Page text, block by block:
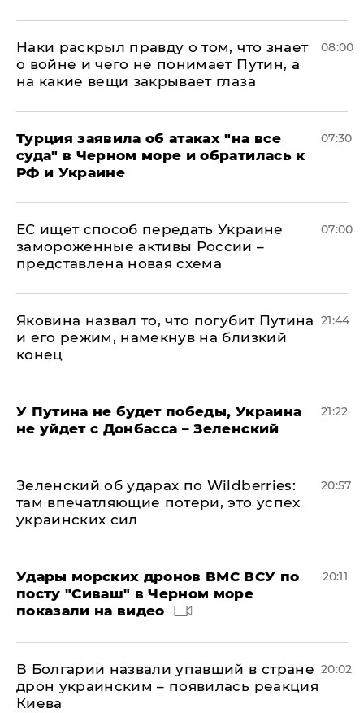
Наки раскрыл правду о том, что знает
о войне и чего не понимает Путин, а
на какие вещи закрывает глаза
08:00
Турция заявила об атаках "на все
суда" в Черном море и обратилась к
РФ и Украине
07:30
ЕС ищет способ передать Украине
замороженные активы России –
представлена новая схема
07:00
Яковина назвал то, что погубит Путина
и его режим, намекнув на близкий
конец
21:44
У Путина не будет победы, Украина
не уйдет с Донбасса – Зеленский
21:22
Зеленский об ударах по Wildberries:
там впечатляющие потери, это успех
украинских сил
20:57
Удары морских дронов ВМС ВСУ по
посту "Сиваш" в Черном море
показали на видео
20:11
В Болгарии назвали упавший в стране
дрон украинским – появилась реакция
Киева
20:02